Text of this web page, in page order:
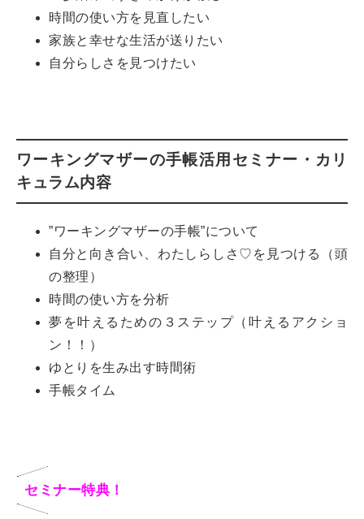
時間の使い方を見直したい
家族と幸せな生活が送りたい
自分らしさを見つけたい
ワーキングマザーの手帳活用セミナー・カリ
キュラム内容
”ワーキングマザーの手帳”について
自分と向き合い、わたしらしさ♡を見つける（頭
の整理）
時間の使い方を分析
夢を叶えるための３ステップ（叶えるアクショ
ン！！）
ゆとりを生み出す時間術
手帳タイム
セミナー特典！